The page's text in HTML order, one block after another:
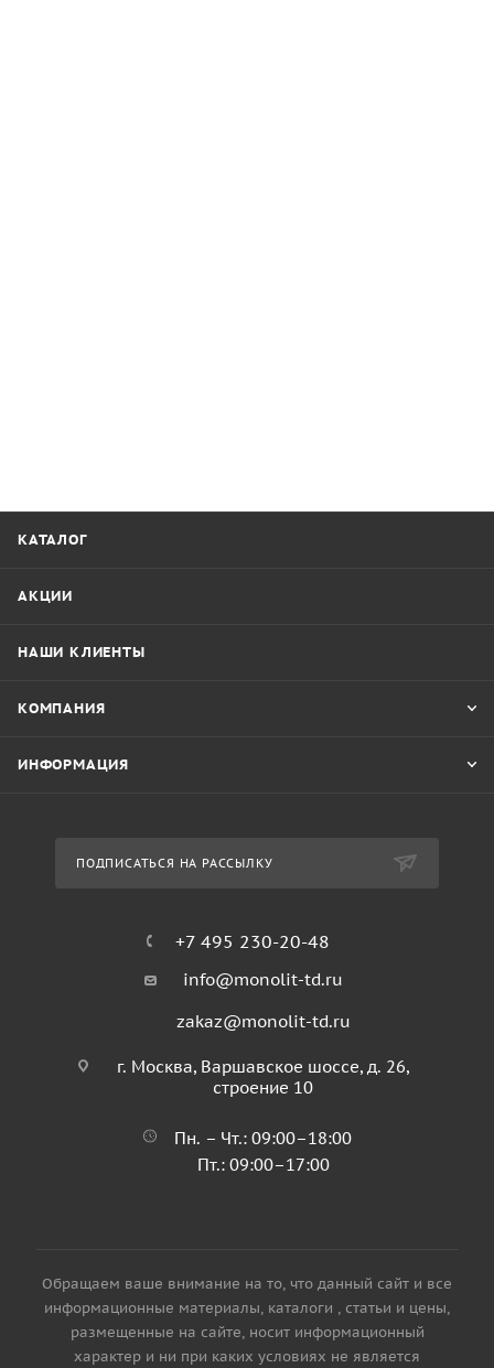
КАТАЛОГ
АКЦИИ
НАШИ КЛИЕНТЫ
КОМПАНИЯ
ИНФОРМАЦИЯ
ПОДПИСАТЬСЯ НА РАССЫЛКУ
+7 495 230-20-48
info@monolit-td.ru
zakaz@monolit-td.ru
г. Москва, Варшавское шоссе, д. 26,
строение 10
Пн. – Чт.: 09:00–18:00
Пт.: 09:00–17:00
Обращаем ваше внимание на то, что данный сайт и все
информационные материалы, каталоги , статьи и цены,
размещенные на сайте, носит информационный
характер и ни при каких условиях не является